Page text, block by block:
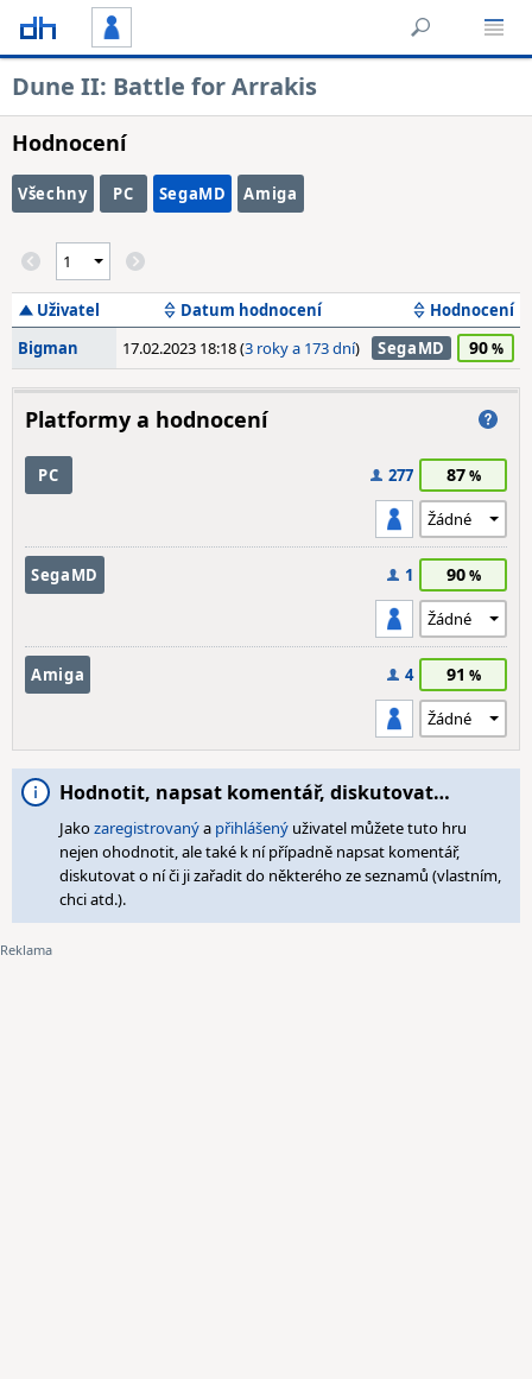
Dune II: Battle for Arrakis
Hodnocení
Všechny PC SegaMD Amiga
Uživatel Datum hodnocení
Hodnocení
Bigman
17.02.2023 18:18 (3 roky a 173 dní) SegaMD 90
Platformy a hodnocení
PC 277 87
SegaMD 1 90
Amiga 4 91
Hodnotit, napsat komentář, diskutovat…
Jakozaregistrovanýa přihlášený uživatel můžete tuto hru
nejen ohodnotit, ale také k ní případně napsat komentář,
diskutovat o ní či ji zařadit do některého ze seznamů (vlastním,
chci atd.).